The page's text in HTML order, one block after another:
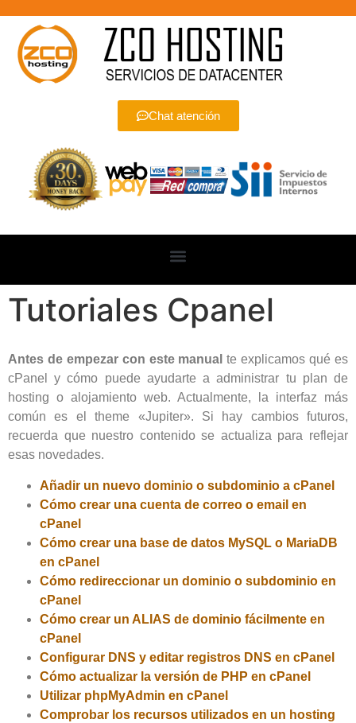
Chat atención
Tutoriales Cpanel
Antes de empezar con este manual te explicamos qué es
cPanel y cómo puede ayudarte a administrar tu plan de
hosting o alojamiento web. Actualmente, la interfaz más
común es el theme «Jupiter». Si hay cambios futuros,
recuerda que nuestro contenido se actualiza para reflejar
esas novedades.
Añadir un nuevo dominio o subdominio a cPanel
Cómo crear una cuenta de correo o email en
cPanel
Cómo crear una base de datos MySQL o MariaDB
en cPanel
Cómo redireccionar un dominio o subdominio en
cPanel
Cómo crear un ALIAS de dominio fácilmente en
cPanel
Configurar DNS y editar registros DNS en cPanel
Cómo actualizar la versión de PHP en cPanel
Utilizar phpMyAdmin en cPanel
Comprobar los recursos utilizados en un hosting